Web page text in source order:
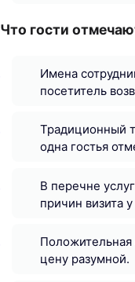
Что гости
Имена
посетитель
Традиционный
одна гостья
В перечне
причин визита у
Положительная
цену разумной.